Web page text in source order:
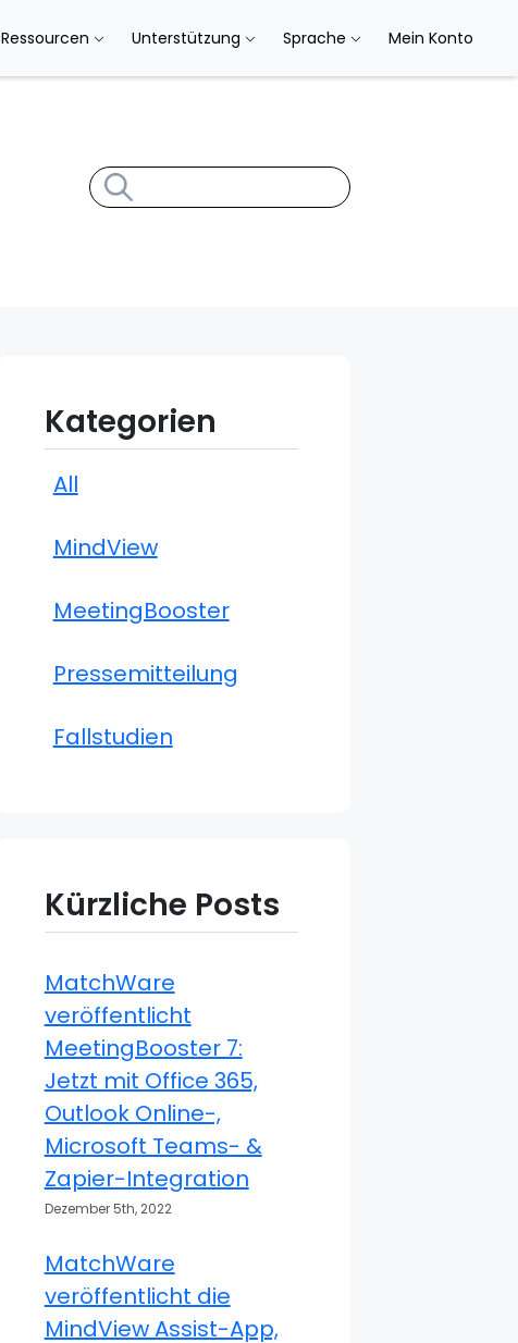
Ressourcen Unterstützung Sprache Mein Konto
Kategorien
All
MindView
MeetingBooster
Pressemitteilung
Fallstudien
Kürzliche Posts
MatchWare
veröffentlicht
MeetingBooster 7:
Jetzt mit Office 365,
Outlook Online-,
Microsoft Teams- &
Zapier-Integration
Dezember 5th, 2022
MatchWare
veröffentlicht die
MindView Assist-App,